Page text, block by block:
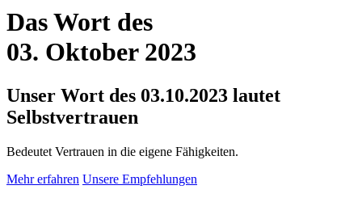
Das Wort des
03. Oktober 2023
Unser Wort des 03.10.2023 lautet
Selbstvertrauen
Bedeutet Vertrauen in die eigene Fähigkeiten.
Mehr erfahren Unsere Empfehlungen